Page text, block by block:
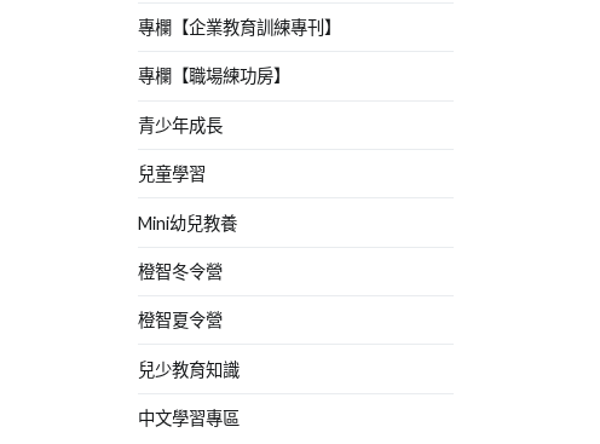
專欄【企業教育訓練專刊】
專欄【職場練功房】
青少年成長
兒童學習
Mini幼兒教養
橙智冬令營
橙智夏令營
兒少教育知識
中文學習專區